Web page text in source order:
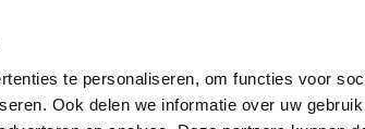
te personaliseren, om functies voor
Ook delen we informatie over uw
for Droogwaren category
Show submenu for Koelproducten
Diepvriesproducten
Show
Dranken